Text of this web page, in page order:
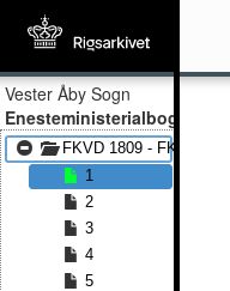
Vester Åby Sogn
Enesteministerialbog
FKVD 1809 - FKVD 1814
1
2
3
4
5